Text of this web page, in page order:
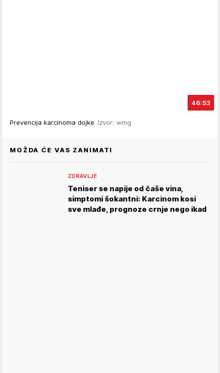
46:53
Prevencija karcinoma dojke Izvor: wmg
MOŽDA ĆE VAS ZANIMATI
ZDRAVLJE
Teniser se napije od čaše vina,
simptomi šokantni: Karcinom kosi
sve mlađe, prognoze crnje nego ikad